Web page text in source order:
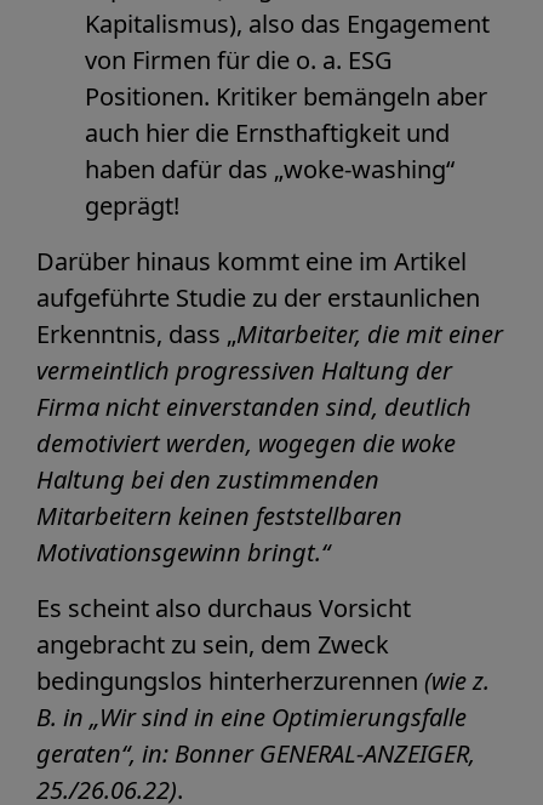
Kapitalismus), also das Engagement
von Firmen für die o. a. ESG
Positionen. Kritiker bemängeln aber
auch hier die Ernsthaftigkeit und
haben dafür das „woke-washing“
geprägt!
Darüber hinaus kommt eine im Artikel
aufgeführte Studie zu der erstaunlichen
Erkenntnis, dass „Mitarbeiter, die mit einer
vermeintlich progressiven Haltung der
Firma nicht einverstanden sind, deutlich
demotiviert werden, wogegen die woke
Haltung bei den zustimmenden
Mitarbeitern keinen feststellbaren
Motivationsgewinn bringt.“
Es scheint also durchaus Vorsicht
angebracht zu sein, dem Zweck
bedingungslos hinterherzurennen (wie z.
B. in „Wir sind in eine Optimierungsfalle
geraten“, in: Bonner GENERAL-ANZEIGER,
25./26.06.22).